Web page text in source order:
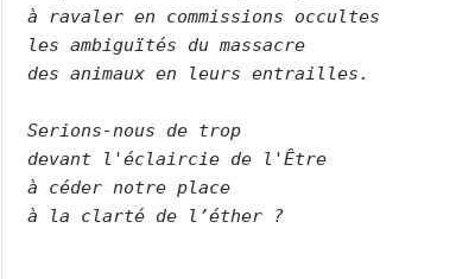
à ravaler en commissions occultes
les ambiguïtés du massacre
des animaux en leurs entrailles.
Serions-nous de trop
devant l'éclaircie de l'Être
à céder notre place
à la clarté de l’éther ?